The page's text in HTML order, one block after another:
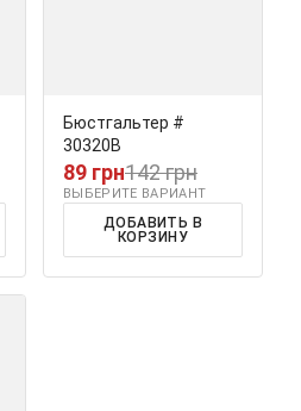
Бюстгальтер #
30320В
89 грн142 грн
ВЫБЕРИТЕ ВАРИАНТ
ДОБАВИТЬ В
КОРЗИНУ